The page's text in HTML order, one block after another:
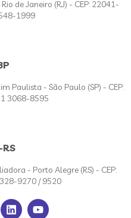
de Janeiro (RJ) - CEP: 22041-
1999
Paulista - São Paulo (SP) - CEP:
3068-8595
RS
- Porto Alegre (RS) - CEP:
9270 / 9520